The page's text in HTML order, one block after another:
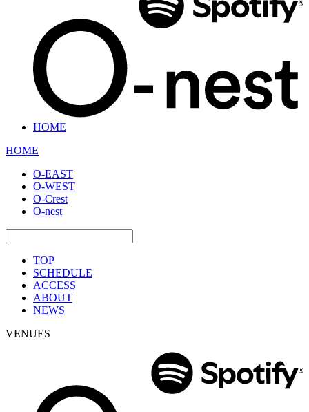
HOME
HOME
O-EAST
O-WEST
O-Crest
O-nest
TOP
SCHEDULE
ACCESS
ABOUT
NEWS
VENUES